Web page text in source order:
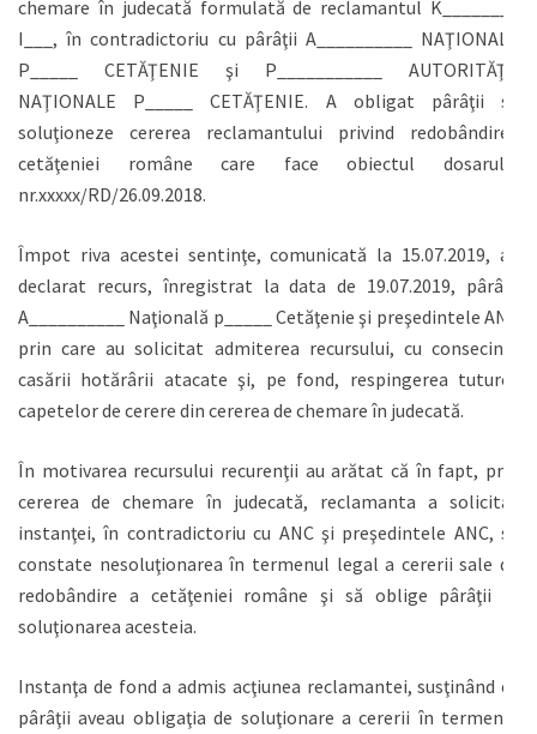
chemare în judecată formulată de reclamantul K________
I___, în contradictoriu cu pârâţii A__________ NAŢIONALĂ
P_____ CETĂŢENIE şi P___________ AUTORITĂŢII
NAŢIONALE P_____ CETĂŢENIE. A obligat pârâţii să
soluţioneze cererea reclamantului privind redobândirea
cetăţeniei române care face obiectul dosarului
nr.xxxxx/RD/26.09.2018.
Împot riva acestei sentinţe, comunicată la 15.07.2019, au
declarat recurs, înregistrat la data de 19.07.2019, pârâţii
A__________ Naţională p_____ Cetăţenie şi preşedintele ANC
prin care au solicitat admiterea recursului, cu consecinţa
casării hotărârii atacate şi, pe fond, respingerea tuturor
capetelor de cerere din cererea de chemare în judecată.
În motivarea recursului recurenţii au arătat că în fapt, prin
cererea de chemare în judecată, reclamanta a solicitat
instanţei, în contradictoriu cu ANC şi preşedintele ANC, să
constate nesoluţionarea în termenul legal a cererii sale de
redobândire a cetăţeniei române şi să oblige pârâţii la
soluţionarea acesteia.
Instanţa de fond a admis acţiunea reclamantei, susţinând că
pârâţii aveau obligaţia de soluţionare a cererii în termenul